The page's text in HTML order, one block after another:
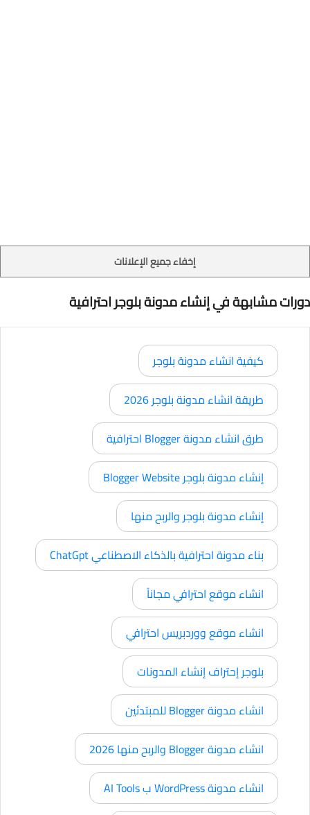
إخفاء جميع الإعلانات
دورات مشابهة في إنشاء مدونة بلوجر احترافية
كيفية انشاء مدونة بلوجر
طريقة انشاء مدونة بلوجر 2026
طرق انشاء مدونة Blogger احترافية
إنشاء مدونة بلوجر Blogger Website
إنشاء مدونة بلوجر والربح منها
بناء مدونة احترافية بالذكاء الاصطناعي ChatGpt
انشاء موقع احترافي مجاناً
انشاء موقع ووردبريس احترافي
بلوجر إحتراف إنشاء المدونات
انشاء مدونة Blogger للمبتدئين
انشاء مدونة Blogger والربح منها 2026
انشاء مدونة WordPress ب AI Tools